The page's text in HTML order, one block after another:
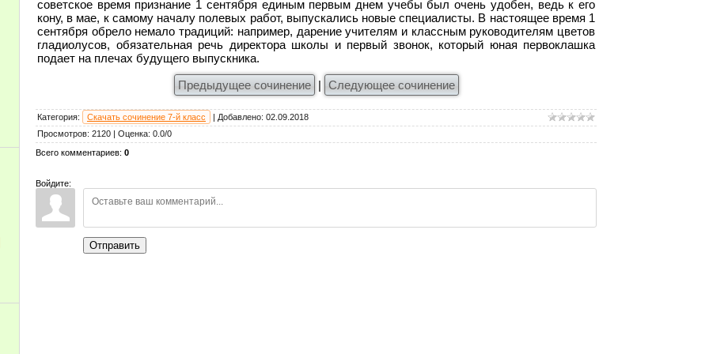
советское время признание 1 сентября единым первым днем учебы был очень удобен, ведь к его
кону, в мае, к самому началу полевых работ, выпускались новые специалисты. В настоящее время 1
сентября обрело немало традиций: например, дарение учителям и классным руководителям цветов
гладиолусов, обязательная речь директора школы и первый звонок, который юная первоклашка
подает на плечах будущего выпускника.
Предыдущее сочинение
| Следующее сочинение
Категория: Скачать сочинение 7-й класс Добавлено: 02.09.2018
Просмотров: 2120 Оценка: 0.0/0
Всего комментариев: 0
Войдите:
Отправить